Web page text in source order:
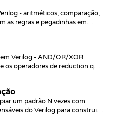
- aritméticos, comparação,
as regras e pegadinhas em
Verilog - AND/OR/XOR
os operadores de reduction que
um padrão N vezes com
do Verilog para construir